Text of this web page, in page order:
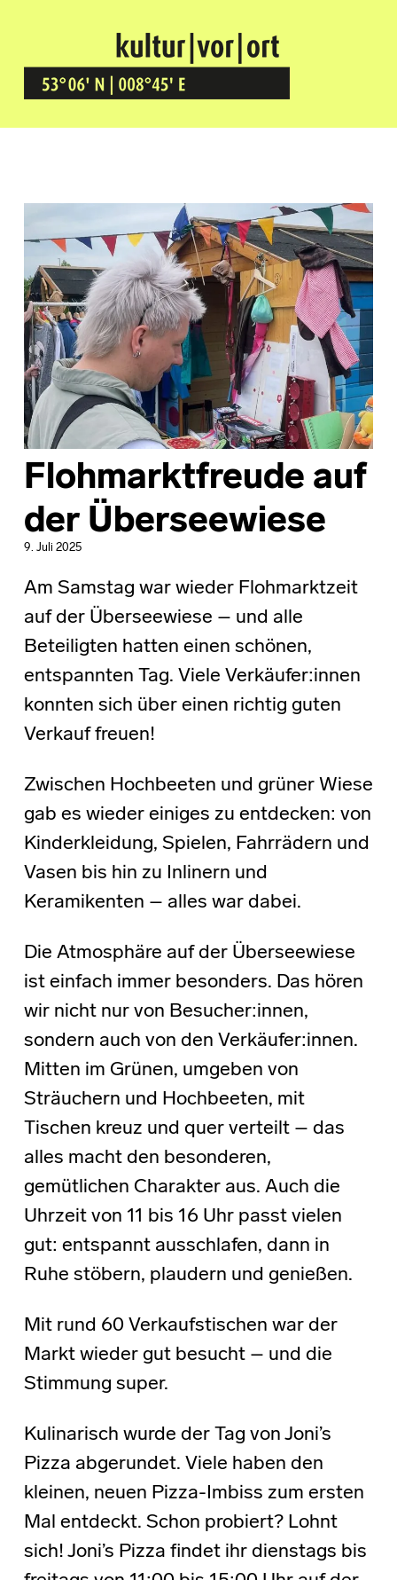
Kultur Vor Ort
BREMEN GRÖPELINGEN
Flohmarktfreude auf
der Überseewiese
9. Juli 2025
Am Samstag war wieder Flohmarktzeit
auf der Überseewiese – und alle
Beteiligten hatten einen schönen,
entspannten Tag. Viele Verkäufer:innen
konnten sich über einen richtig guten
Verkauf freuen!
Zwischen Hochbeeten und grüner Wiese
gab es wieder einiges zu entdecken: von
Kinderkleidung, Spielen, Fahrrädern und
Vasen bis hin zu Inlinern und
Keramikenten – alles war dabei.
Die Atmosphäre auf der Überseewiese
ist einfach immer besonders. Das hören
wir nicht nur von Besucher:innen,
sondern auch von den Verkäufer:innen.
Mitten im Grünen, umgeben von
Sträuchern und Hochbeeten, mit
Tischen kreuz und quer verteilt – das
alles macht den besonderen,
gemütlichen Charakter aus. Auch die
Uhrzeit von 11 bis 16 Uhr passt vielen
gut: entspannt ausschlafen, dann in
Ruhe stöbern, plaudern und genießen.
Mit rund 60 Verkaufstischen war der
Markt wieder gut besucht – und die
Stimmung super.
Kulinarisch wurde der Tag von Joni’s
Pizza abgerundet. Viele haben den
kleinen, neuen Pizza-Imbiss zum ersten
Mal entdeckt. Schon probiert? Lohnt
sich! Joni’s Pizza findet ihr dienstags bis